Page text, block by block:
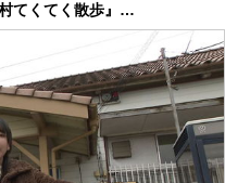
てくてく散歩』…